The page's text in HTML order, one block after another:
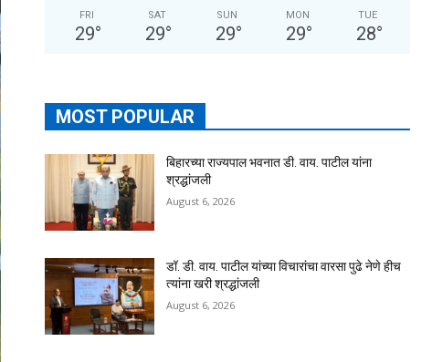
FRI
29°
SAT
29°
SUN
29°
MON
29°
TUE
28°
MOST POPULAR
बिहारच्या राज्यपाल भवनात डी. वाय. पाटील यांना
श्रद्धांजली
August 6, 2026
डॉ. डी. वाय. पाटील यांच्या विचारांचा वारसा पुढे नेणे हीच
त्यांना खरी श्रद्धांजली
August 6, 2026